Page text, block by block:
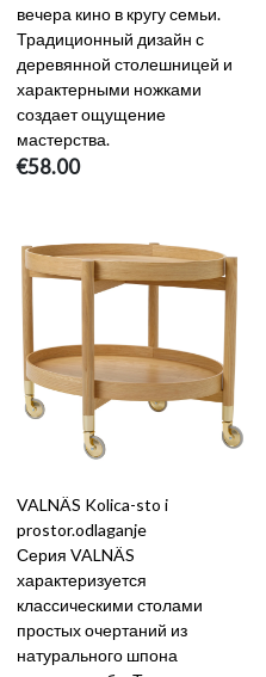
вечера кино в кругу семьи.
Традиционный дизайн с
деревянной столешницей и
характерными ножками
создает ощущение
мастерства.
€58.00
VALNÄS Kolica-sto i
prostor.odlaganje
Серия VALNÄS
характеризуется
классическими столами
простых очертаний из
натурального шпона